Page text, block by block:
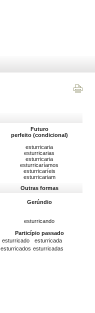
Futuro
perfeito (condicional)
esturricaria
esturricarias
esturricaria
esturricaríamos
esturricaríeis
esturricariam
Outras formas
Gerúndio
esturricando
Particípio passado
esturricado
esturricada
esturricados esturricadas